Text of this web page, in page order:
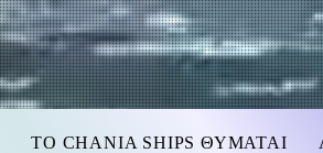
TO CHANIA SHIPS ΘΥΜΑΤΑΙ